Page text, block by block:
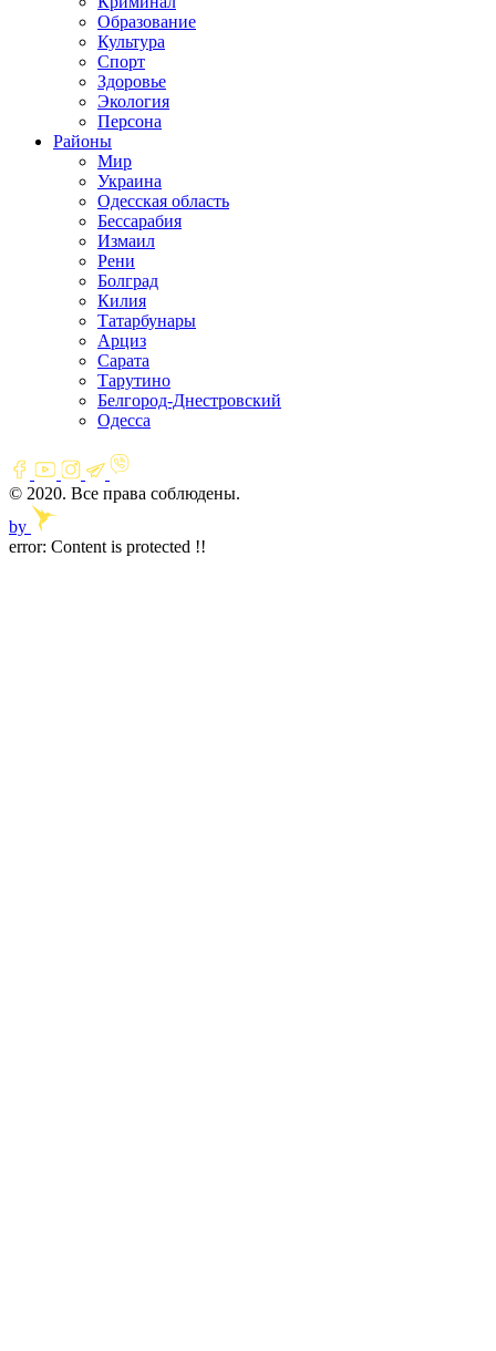
Образование
Культура
Спорт
Здоровье
Экология
Персона
Районы
Мир
Украина
Одесская область
Бессарабия
Измаил
Рени
Болград
Килия
Татарбунары
Арциз
Сарата
Тарутино
Белгород-Днестровский
Одесса
© 2020. Все права соблюдены.
by
error: Content is protected !!